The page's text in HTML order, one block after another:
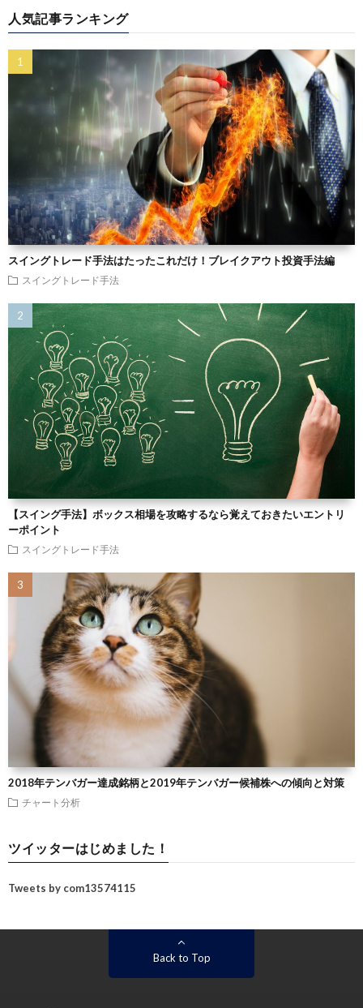
人気記事ランキング
スイングトレード手法はたったこれだけ！ブレイクアウト投資手法編
スイングトレード手法
【スイング手法】ボックス相場を攻略するなら覚えておきたいエントリ
ーポイント
スイングトレード手法
2018年テンバガー達成銘柄と2019年テンバガー候補株への傾向と対策
チャート分析
ツイッターはじめました！
Tweets by com13574115
Back to Top